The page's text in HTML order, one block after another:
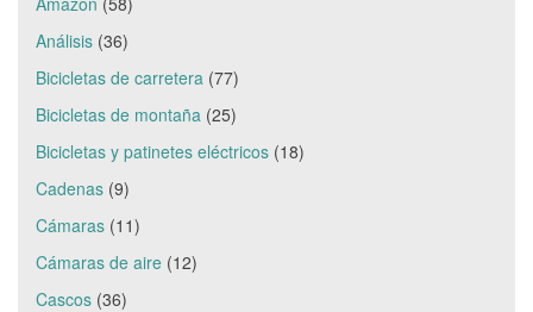
Análisis (36)
Bicicletas de carretera (77)
Bicicletas de montaña (25)
Bicicletas y patinetes eléctricos (18)
Cadenas (9)
Cámaras (11)
Cámaras de aire (12)
Cascos (36)